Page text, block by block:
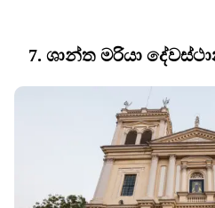
7. ශාන්ත මරියා